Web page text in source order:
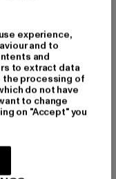
2%
experience,
and to
and
to extract data
the processing of
do not have
to change
on "Accept" you